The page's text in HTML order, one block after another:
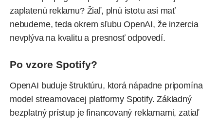
zaplatenú reklamu? Žiaľ, plnú istotu asi mať
nebudeme, teda okrem sľubu OpenAI, že inzercia
nevplýva na kvalitu a presnosť odpovedí.
Po vzore Spotify?
OpenAI buduje štruktúru, ktorá nápadne pripomína
model streamovacej platformy Spotify. Základný
bezplatný prístup je financovaný reklamami, zatiaľ